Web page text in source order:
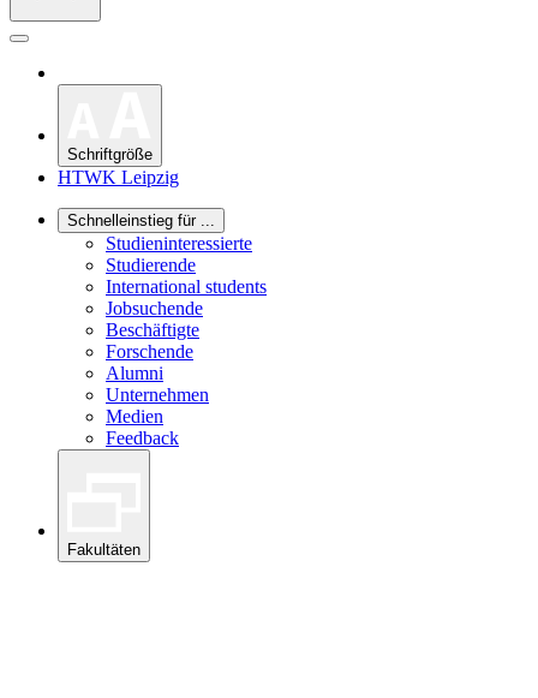
Schriftgröße
HTWK Leipzig
Schnelleinstieg für ...
Studieninteressierte
Studierende
International students
Jobsuchende
Beschäftigte
Forschende
Alumni
Unternehmen
Medien
Feedback
Fakultäten